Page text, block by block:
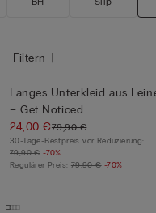
Filtern
Langes Unterkleid aus
– Get Noticed
24,00 €79,90 €
30-Tage-Bestpreis vor Reduzierung:
79,90 € -70%
Regulärer Preis: 79,90 € -70%